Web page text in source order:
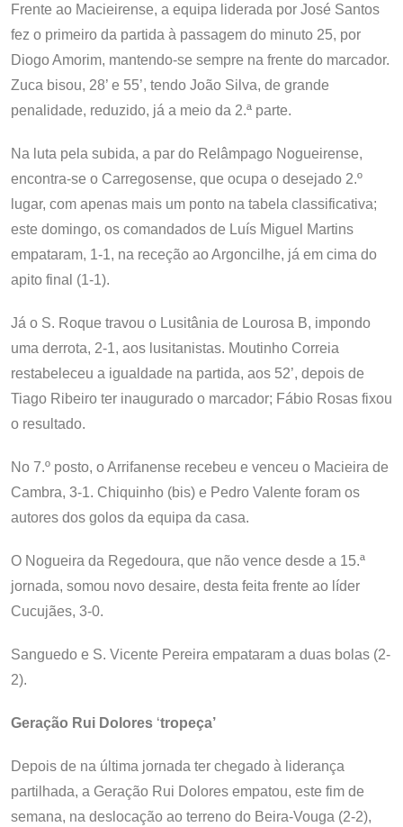
Frente ao Macieirense, a equipa liderada por José Santos
fez o primeiro da partida à passagem do minuto 25, por
Diogo Amorim, mantendo-se sempre na frente do marcador.
Zuca bisou, 28’ e 55’, tendo João Silva, de grande
penalidade, reduzido, já a meio da 2.ª parte.
Na luta pela subida, a par do Relâmpago Nogueirense,
encontra-se o Carregosense, que ocupa o desejado 2.º
lugar, com apenas mais um ponto na tabela classificativa;
este domingo, os comandados de Luís Miguel Martins
empataram, 1-1, na receção ao Argoncilhe, já em cima do
apito final (1-1).
Já o S. Roque travou o Lusitânia de Lourosa B, impondo
uma derrota, 2-1, aos lusitanistas. Moutinho Correia
restabeleceu a igualdade na partida, aos 52’, depois de
Tiago Ribeiro ter inaugurado o marcador; Fábio Rosas fixou
o resultado.
No 7.º posto, o Arrifanense recebeu e venceu o Macieira de
Cambra, 3-1. Chiquinho (bis) e Pedro Valente foram os
autores dos golos da equipa da casa.
O Nogueira da Regedoura, que não vence desde a 15.ª
jornada, somou novo desaire, desta feita frente ao líder
Cucujães, 3-0.
Sanguedo e S. Vicente Pereira empataram a duas bolas (2-
2).
Geração Rui Dolores ‘tropeça’
Depois de na última jornada ter chegado à liderança
partilhada, a Geração Rui Dolores empatou, este fim de
semana, na deslocação ao terreno do Beira-Vouga (2-2),